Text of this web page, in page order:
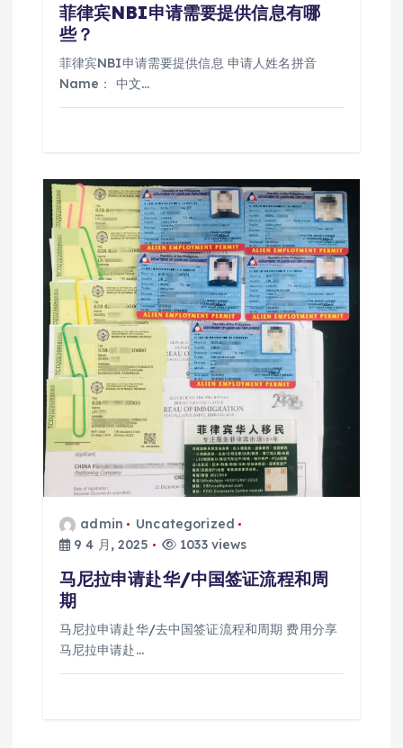
菲律宾NBI申请需要提供信息有哪
些？
菲律宾NBI申请需要提供信息 申请人姓名拼音
Name： 中文…
admin
Uncategorized
9 4 月, 2025
1033 views
马尼拉申请赴华/中国签证流程和周
期
马尼拉申请赴华/去中国签证流程和周期 费用分享
马尼拉申请赴…